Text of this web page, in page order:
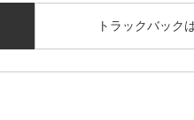
トラックバック